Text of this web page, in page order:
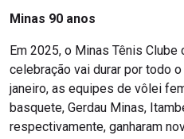
Minas 90 anos
Em 2025, o Minas Tênis Clube
celebração vai durar por todo
janeiro, as equipes de vôlei
basquete, Gerdau Minas,
respectivamente, ganharam